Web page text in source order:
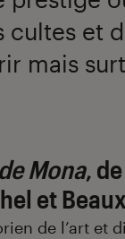
cultes et
mais
Mona, de
et
de l’art et